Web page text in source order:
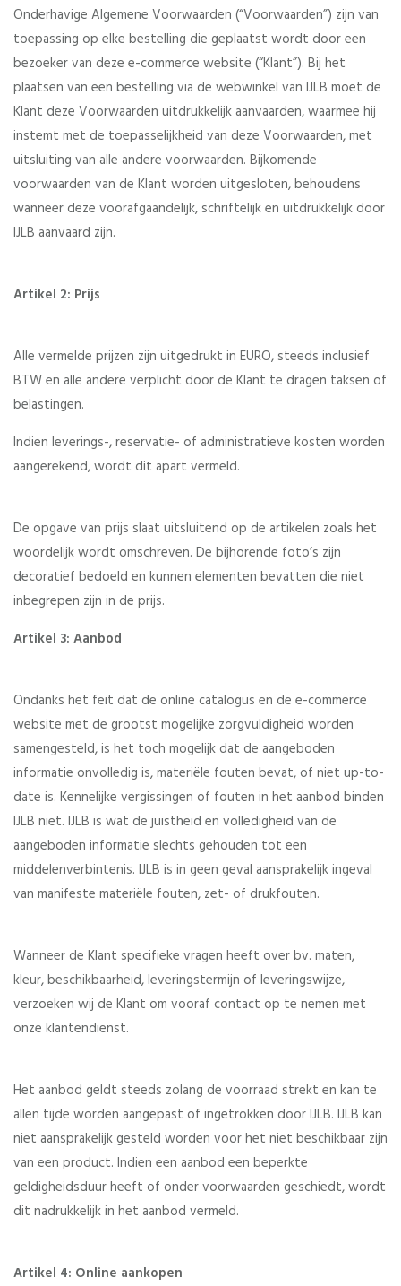
Onderhavige Algemene Voorwaarden (“Voorwaarden”) zijn van
toepassing op elke bestelling die geplaatst wordt door een
bezoeker van deze e-commerce website (“Klant”). Bij het
plaatsen van een bestelling via de webwinkel van IJLB moet de
Klant deze Voorwaarden uitdrukkelijk aanvaarden, waarmee hij
instemt met de toepasselijkheid van deze Voorwaarden, met
uitsluiting van alle andere voorwaarden. Bijkomende
voorwaarden van de Klant worden uitgesloten, behoudens
wanneer deze voorafgaandelijk, schriftelijk en uitdrukkelijk door
IJLB aanvaard zijn.
Artikel 2: Prijs
Alle vermelde prijzen zijn uitgedrukt in EURO, steeds inclusief
BTW en alle andere verplicht door de Klant te dragen taksen of
belastingen.
Indien leverings-, reservatie- of administratieve kosten worden
aangerekend, wordt dit apart vermeld.
De opgave van prijs slaat uitsluitend op de artikelen zoals het
woordelijk wordt omschreven. De bijhorende foto’s zijn
decoratief bedoeld en kunnen elementen bevatten die niet
inbegrepen zijn in de prijs.
Artikel 3: Aanbod
Ondanks het feit dat de online catalogus en de e-commerce
website met de grootst mogelijke zorgvuldigheid worden
samengesteld, is het toch mogelijk dat de aangeboden
informatie onvolledig is, materiële fouten bevat, of niet up-to-
date is. Kennelijke vergissingen of fouten in het aanbod binden
IJLB niet. IJLB is wat de juistheid en volledigheid van de
aangeboden informatie slechts gehouden tot een
middelenverbintenis. IJLB is in geen geval aansprakelijk ingeval
van manifeste materiële fouten, zet- of drukfouten.
Wanneer de Klant specifieke vragen heeft over bv. maten,
kleur, beschikbaarheid, leveringstermijn of leveringswijze,
verzoeken wij de Klant om vooraf contact op te nemen met
onze klantendienst.
Het aanbod geldt steeds zolang de voorraad strekt en kan te
allen tijde worden aangepast of ingetrokken door IJLB. IJLB kan
niet aansprakelijk gesteld worden voor het niet beschikbaar zijn
van een product. Indien een aanbod een beperkte
geldigheidsduur heeft of onder voorwaarden geschiedt, wordt
dit nadrukkelijk in het aanbod vermeld.
Artikel 4: Online aankopen